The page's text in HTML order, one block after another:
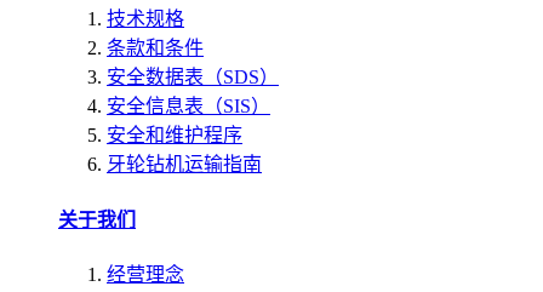
技术规格
条款和条件
安全数据表（SDS）
安全信息表（SIS）
安全和维护程序
牙轮钻机运输指南
关于我们
经营理念